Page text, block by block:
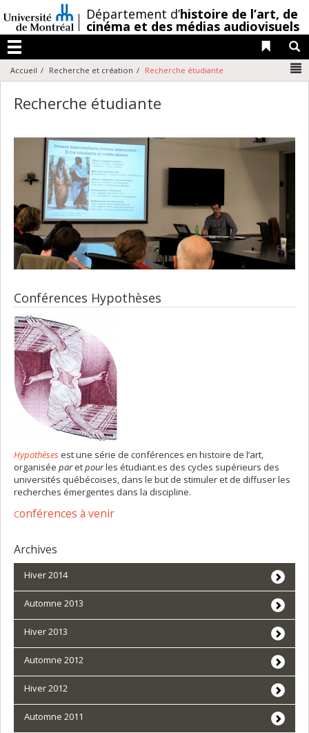
au
contenu
/Département d’histoire de l’art, de
cinéma et des médias audiovisuels
Menu
Liens
Accueil Recherche et création Recherche étudiante
Recherche étudiante
Conférences Hypothèses
Hypothèsesest une série de conférences en histoire de l’art,
organisée paretpourles étudiant.es des cycles supérieurs des
universités québécoises, dans le but de stimuler et de diffuser les
recherches émergentes dans la discipline.
Conférences à venir
Archives
Hiver 2014
Automne 2013
Hiver 2013
Automne 2012
Hiver 2012
Automne 2011